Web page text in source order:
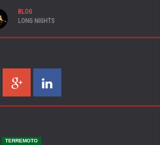
BLOG
LONG NIGHTS
TERREMOTO